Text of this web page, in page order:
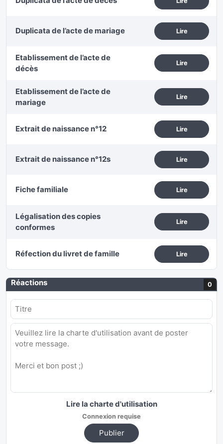
Duplicata de l’acte de mariage Lire
Etablissement de l’acte de
décès
Lire
Etablissement de l’acte de
mariage
Lire
Extrait de naissance n°12 Lire
Extrait de naissance n°12s Lire
Fiche familiale Lire
Légalisation des copies
conformes
Lire
Réfection du livret de famille Lire
Réactions 0
Lire la charte d'utilisation
Connexion requise
Publier